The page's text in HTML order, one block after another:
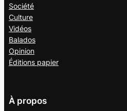
Société
Culture
Vidéos
Balados
Opinion
Éditions papier
À propos